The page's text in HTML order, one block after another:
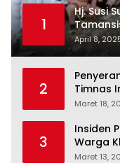
1
Hj. Susi
Halal
April 8,
2
Timnas
Maret 18,
3
Insiden
Warga
yang
Maret 13,